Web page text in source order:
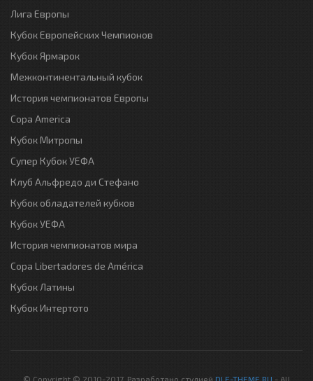
Лига Европы
Кубок Европейских Чемпионов
Кубок Ярмарок
Межконтинентальный кубок
История чемпионатов Европы
Copa America
Кубок Митропы
Супер Кубок УЕФА
Клуб Альфредо ди Стефано
Кубок обладателей кубков
Кубок УЕФА
История чемпионатов мира
Copa Libertadores de América
Кубок Латины
Кубок Интертото
© Copyright © 2010-2017. Разработано студией DLE-THEME.RU - All